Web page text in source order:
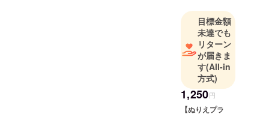
描いたり、
デザインを
したりして
ます。
キャンプ
ファイヤに
て「読めば
目標金額
未達でも
リターン
が届きま
す(All-in
方式)
1,250円
【ぬりえプラ